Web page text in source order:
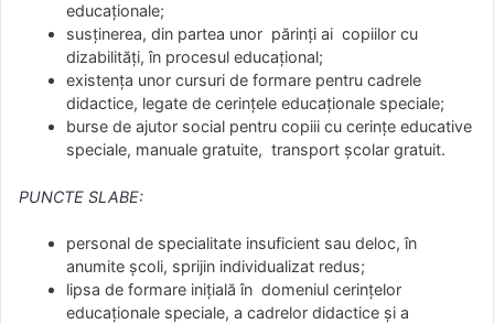
educaționale;
susținerea, din partea unor părinți ai copiilor cu
dizabilități, în procesul educațional;
existența unor cursuri de formare pentru cadrele
didactice, legate de cerințele educaționale speciale;
burse de ajutor social pentru copiii cu cerințe educative
speciale, manuale gratuite, transport școlar gratuit.
PUNCTE SLABE:
personal de specialitate insuficient sau deloc, în
anumite școli, sprijin individualizat redus;
lipsa de formare inițială în domeniul cerințelor
educaționale speciale, a cadrelor didactice și a